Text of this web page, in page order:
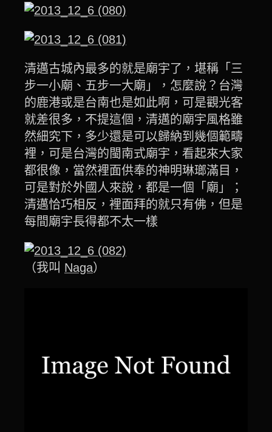
清邁古城內最多的就是廟宇了，堪稱「三
步一小廟、五步一大廟」，怎麼說？台灣
的鹿港或是台南也是如此啊，可是觀光客
就差很多，不提這個，清邁的廟宇風格雖
然細究下，多少還是可以歸納到幾個範疇
裡，可是台灣的閩南式廟宇，看起來大家
都很像，當然裡面供奉的神明琳瑯滿目，
可是對於外國人來說，都是一個「廟」；
清邁恰巧相反，裡面拜的就只有佛，但是
每間廟宇長得都不太一樣
（我叫 Naga）